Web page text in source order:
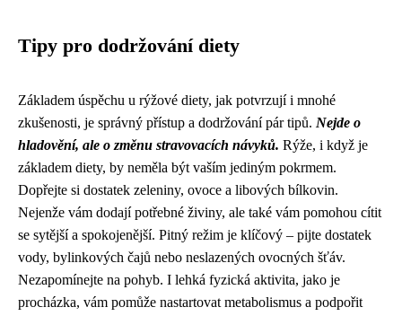
Tipy pro dodržování diety
Základem úspěchu u rýžové diety, jak potvrzují i mnohé
zkušenosti, je správný přístup a dodržování pár tipů. Nejde o
hladovění, ale o změnu stravovacích návyků. Rýže, i když je
základem diety, by neměla být vaším jediným pokrmem.
Dopřejte si dostatek zeleniny, ovoce a libových bílkovin.
Nejenže vám dodají potřebné živiny, ale také vám pomohou cítit
se sytější a spokojenější. Pitný režim je klíčový – pijte dostatek
vody, bylinkových čajů nebo neslazených ovocných šťáv.
Nezapomínejte na pohyb. I lehká fyzická aktivita, jako je
procházka, vám pomůže nastartovat metabolismus a podpořit